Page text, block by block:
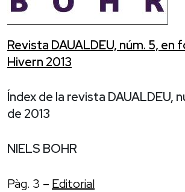
Revista DAUALDEU, núm. 5, en
Hivern 2013
Índex de la revista DAUALDEU,
de 2013
NIELS BOHR
Pàg. 3 – Editorial